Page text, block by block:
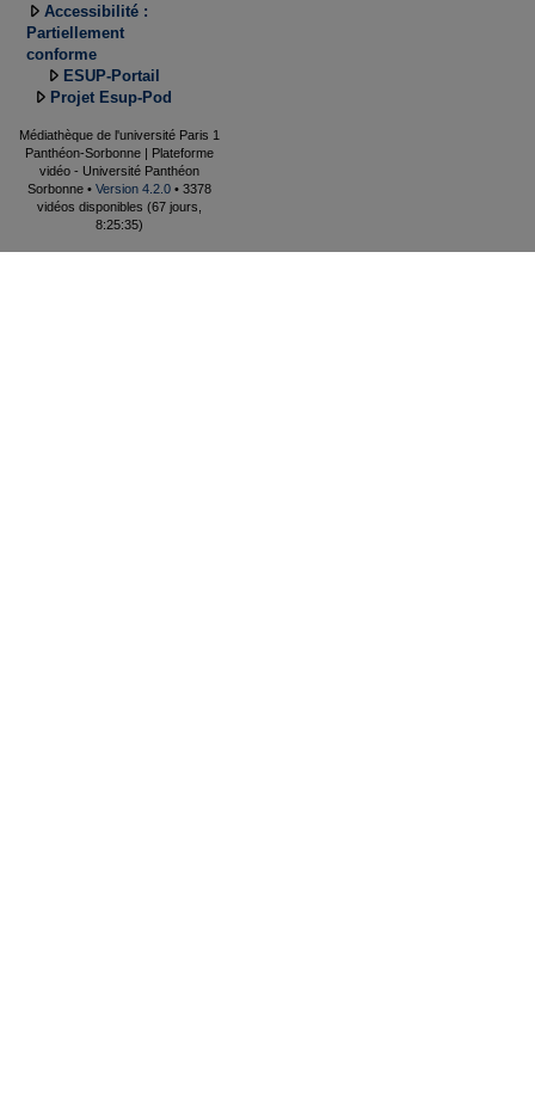
Accessibilité :
Partiellement
conforme
ESUP-Portail
Projet Esup-Pod
Médiathèque de l'université Paris 1
Panthéon-Sorbonne | Plateforme
vidéo - Université Panthéon
Sorbonne • Version 4.2.0 • 3378
vidéos disponibles (67 jours,
8:25:35)